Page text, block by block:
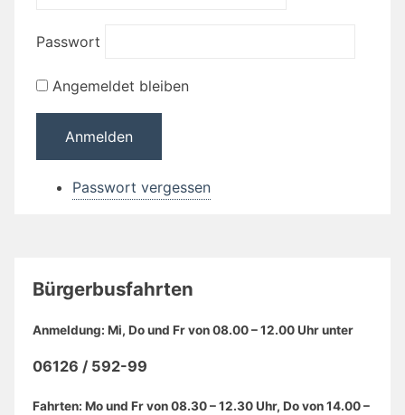
Passwort
Angemeldet bleiben
Passwort vergessen
Bürgerbusfahrten
Anmeldung: Mi, Do und Fr von 08.00 – 12.00 Uhr unter
06126 / 592-99
Fahrten: Mo und Fr von 08.30 – 12.30 Uhr, Do von 14.00 –